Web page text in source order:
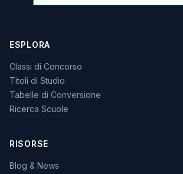
ESPLORA
Classi di Concorso
Titoli di Studio
Tabelle di Conversione
Ricerca Scuole
RISORSE
Blog & News